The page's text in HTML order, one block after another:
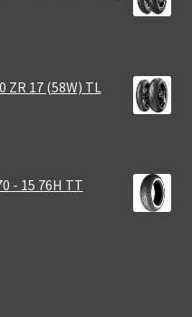
ZR 17 (58W) TL
- 15 76H TT